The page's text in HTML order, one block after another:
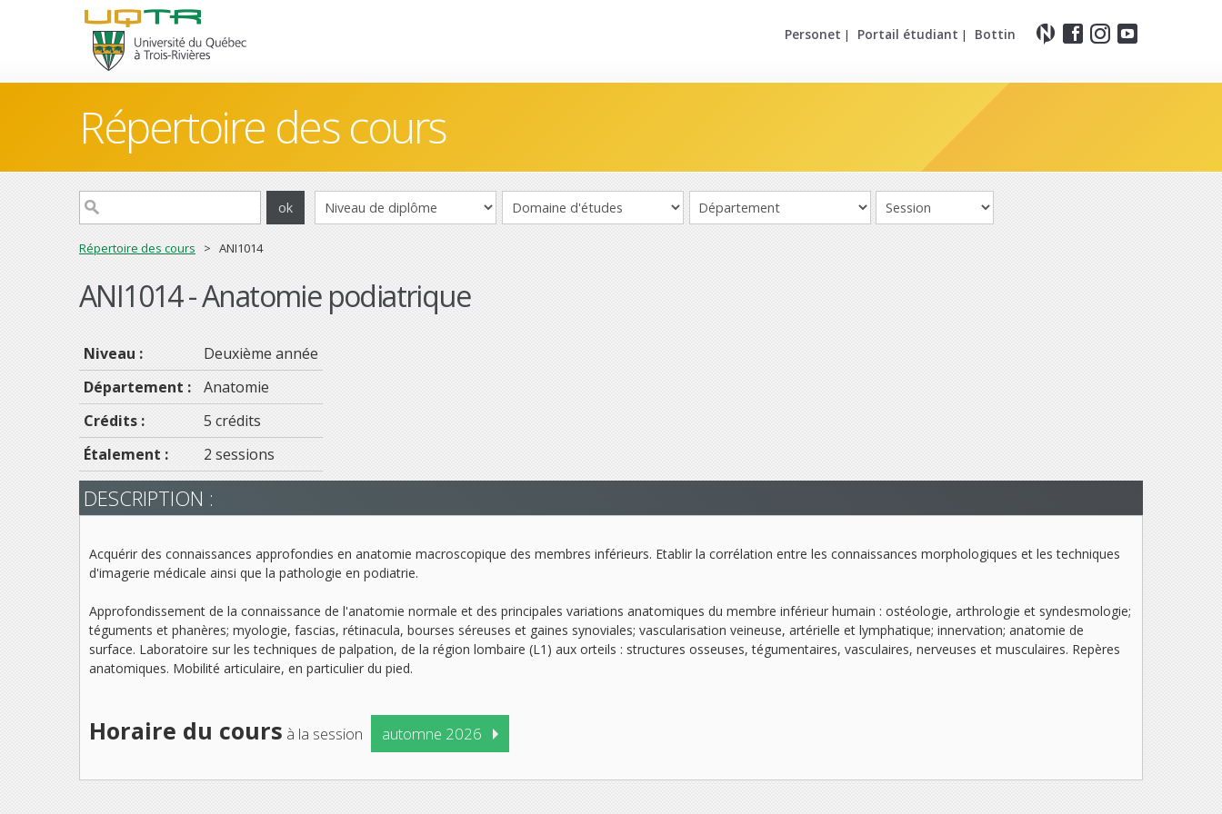
Personet | Portail étudiant | Bottin
Répertoire des cours
Répertoire des cours > ANI1014
ANI1014 - Anatomie podiatrique
Niveau :
Deuxième année
Département :
Anatomie
Crédits :
5 crédits
Étalement :
2 sessions
DESCRIPTION :
Acquérir des connaissances approfondies en anatomie macroscopique des membres inférieurs. Etablir la corrélation entre les connaissances morphologiques et les techniques
d'imagerie médicale ainsi que la pathologie en podiatrie.
Approfondissement de la connaissance de l'anatomie normale et des principales variations anatomiques du membre inférieur humain : ostéologie, arthrologie et syndesmologie;
téguments et phanères; myologie, fascias, rétinacula, bourses séreuses et gaines synoviales; vascularisation veineuse, artérielle et lymphatique; innervation; anatomie de
surface. Laboratoire sur les techniques de palpation, de la région lombaire (L1) aux orteils : structures osseuses, tégumentaires, vasculaires, nerveuses et musculaires. Repères
anatomiques. Mobilité articulaire, en particulier du pied.
Horaire du cours à la session automne 2026